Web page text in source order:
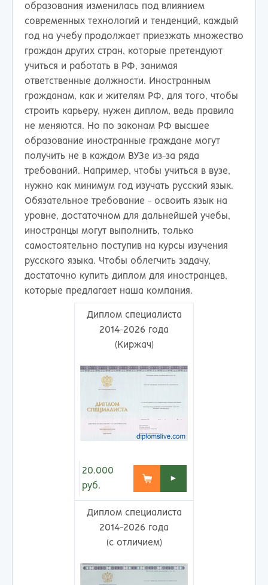
образования изменилась под влиянием
современных технологий и тенденций, каждый
год на учебу продолжает приезжать множество
граждан других стран, которые претендуют
учиться и работать в РФ, занимая
ответственные должности. Иностранным
гражданам, как и жителям РФ, для того, чтобы
строить карьеру, нужен диплом, ведь правила
не меняются. Но по законам РФ высшее
образование иностранные граждане могут
получить не в каждом ВУЗе из-за ряда
требований. Например, чтобы учиться в вузе,
нужно как минимум год изучать русский язык.
Обязательное требование - освоить язык на
уровне, достаточном для дальнейшей учебы,
иностранцы могут выполнить, только
самостоятельно поступив на курсы изучения
русского языка. Чтобы облегчить задачу,
достаточно купить диплом для иностранцев,
которые предлагает наша компания.
Диплом специалиста
2014-2026 года
(Киржач)
20.000
руб.
►
Диплом специалиста
2014-2026 года
(с отличием)